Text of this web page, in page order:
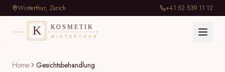
Winterthur, Zürich +41 52 539 11 12
Home Gesichtsbehandlung